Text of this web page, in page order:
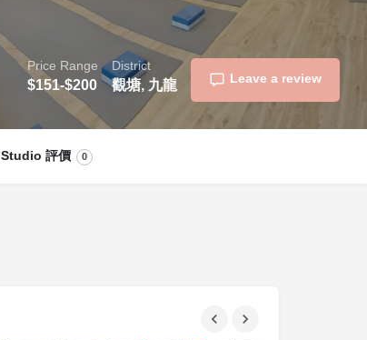
Price Range
$151-$200
District
觀塘, 九龍 Leave a review
Studio 評價 0